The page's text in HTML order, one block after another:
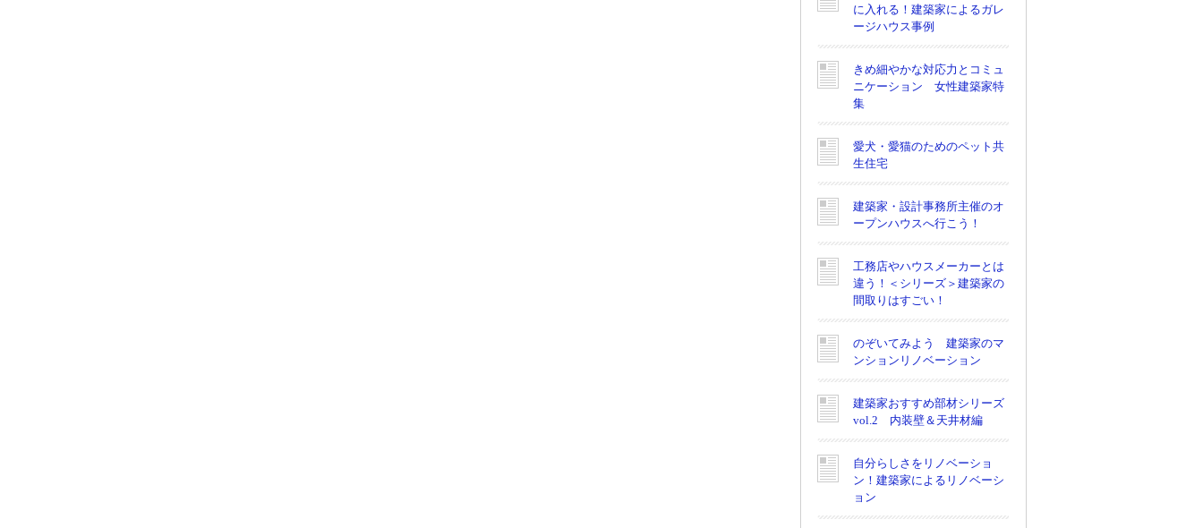
に入れる！建築家によるガレ
ージハウス事例
きめ細やかな対応力とコミュ
ニケーション 女性建築家特
集
愛犬・愛猫のためのペット共
生住宅
建築家・設計事務所主催のオ
ープンハウスへ行こう！
工務店やハウスメーカーとは
違う！＜シリーズ＞建築家の
間取りはすごい！
のぞいてみよう 建築家のマ
ンションリノベーション
建築家おすすめ部材シリーズ
vol.2 内装壁＆天井材編
自分らしさをリノベーショ
ン！建築家によるリノベーシ
ョン